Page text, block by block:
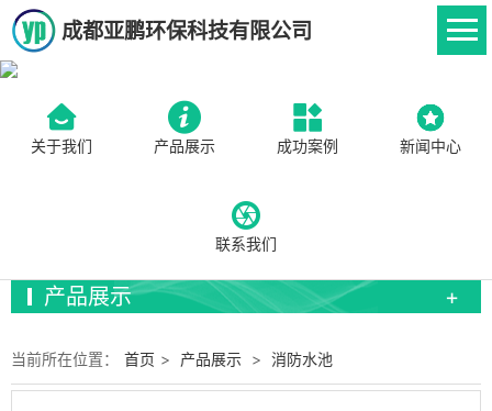
成都亚鹏环保科技有限公司
关于我们 产品展示 成功案例 新闻中心
联系我们
产品展示
当前所在位置： 首页 > 产品展示 > 消防水池